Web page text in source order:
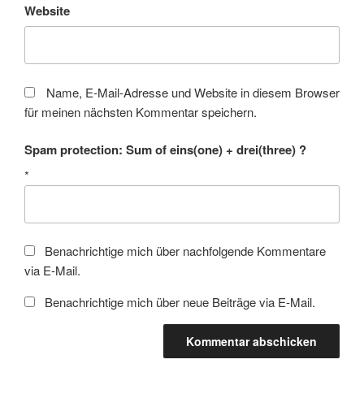
Website
Name, E-Mail-Adresse und Website in diesem Browser
für meinen nächsten Kommentar speichern.
Spam protection: Sum of eins(one) + drei(three) ?
*
Benachrichtige mich über nachfolgende Kommentare
via E-Mail.
Benachrichtige mich über neue Beiträge via E-Mail.